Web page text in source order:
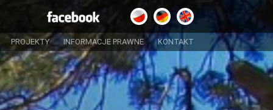
PROJEKTY INFORMACJE PRAWNE KONTAKT